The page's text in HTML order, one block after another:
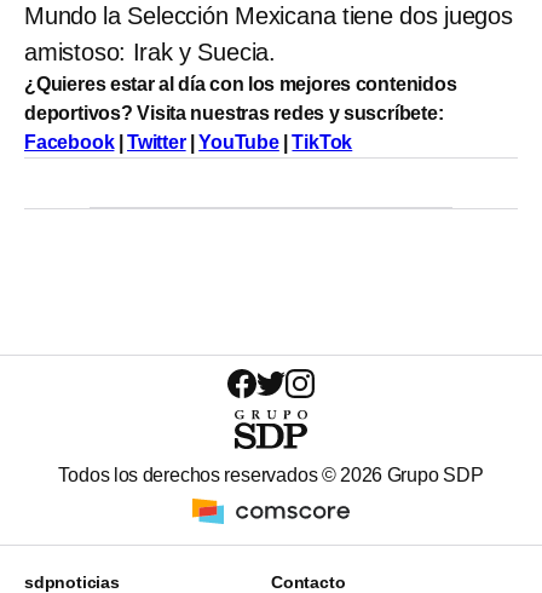
Mundo la Selección Mexicana tiene dos juegos
amistoso: Irak y Suecia.
¿Quieres estar al día con los mejores contenidos
deportivos? Visita nuestras redes y suscríbete:
Facebook|Twitter|YouTube|TikTok
Todos los derechos reservados © 2026 Grupo SDP
sdpnoticias Contacto